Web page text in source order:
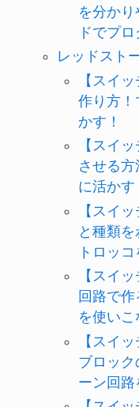
を分か
ドでプ
レッドスト
【スイ
作り方！
かす！
【スイ
させる
に活かす
【スイ
と種類
トロッ
【スイ
回路で
を使いこ
【スイ
ブロック
ーン回路